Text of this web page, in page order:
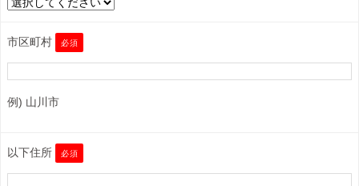
市区町村 必須
例) 山川市
以下住所 必須